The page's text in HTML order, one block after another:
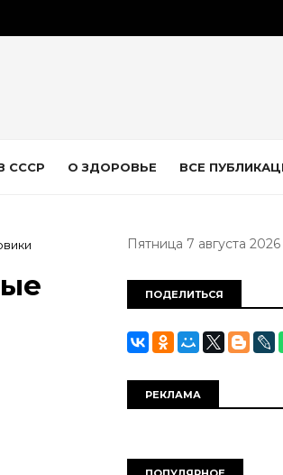
СССР О ЗДОРОВЬЕ ВСЕ
Пятница 7 августа 2026
ПОДЕЛИТЬСЯ
РЕКЛАМА